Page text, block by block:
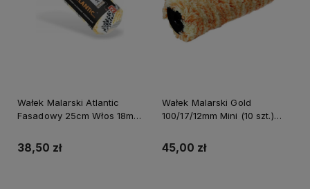
Wałek Malarski Atlantic
Fasadowy 25cm Włos 18mm
Dolphin
38,50 zł
Wałek Malarski Gold
100/17/12mm Mini (10 szt.)
45,00 zł